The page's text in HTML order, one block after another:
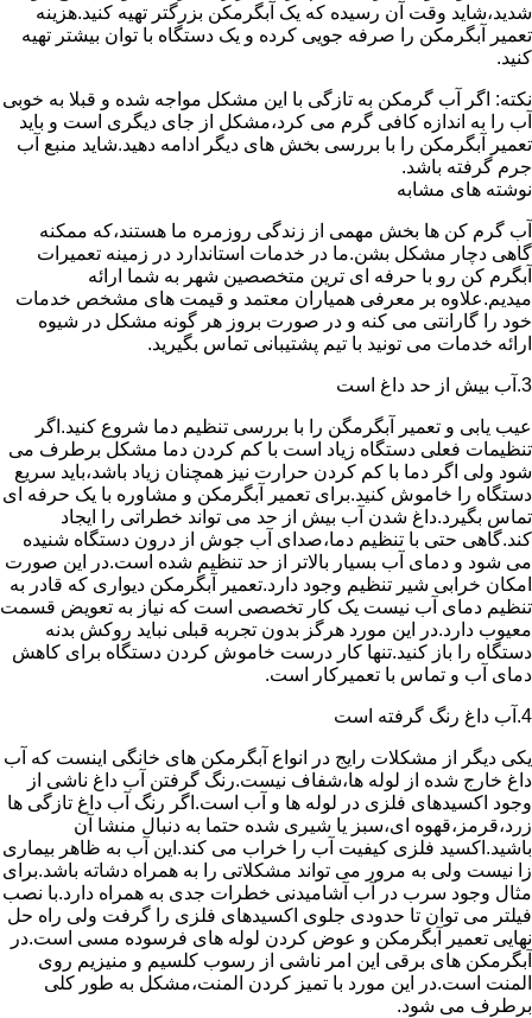
شدید،شاید وقت آن رسیده که یک آبگرمکن بزرگتر تهیه کنید.هزینه
تعمیر آبگرمکن را صرفه جویی کرده و یک دستگاه با توان بیشتر تهیه
کنید.
نکته: اگر آب گرمکن به تازگی با این مشکل مواجه شده و قبلا به خوبی
آب را به اندازه کافی گرم می کرد،مشکل از جای دیگری است و باید
تعمیر آبگرمکن را با بررسی بخش های دیگر ادامه دهید.شاید منبع آب
جرم گرفته باشد.
نوشته های مشابه
آب گرم کن ها بخش مهمی از زندگی روزمره ما هستند،که ممکنه
گاهی دچار مشکل بشن.ما در خدمات استاندارد در زمینه تعمیرات
آبگرم کن رو با حرفه ای ترین متخصصین شهر به شما ارائه
میدیم.علاوه بر معرفی همیاران معتمد و قیمت های مشخص خدمات
خود را گارانتی می کنه و در صورت بروز هر گونه مشکل در شیوه
ارائه خدمات می تونید با تیم پشتیبانی تماس بگیرید.
3.آب بیش از حد داغ است
عیب یابی و تعمیر آبگرمگن را با بررسی تنظیم دما شروع کنید.اگر
تنظیمات فعلی دستگاه زیاد است با کم کردن دما مشکل برطرف می
شود ولی اگر دما با کم کردن حرارت نیز همچنان زیاد باشد،باید سریع
دستگاه را خاموش کنید.برای تعمیر آبگرمکن و مشاوره با یک حرفه ای
تماس بگیرد.داغ شدن آب بیش از حد می تواند خطراتی را ایجاد
کند.گاهی حتی با تنظیم دما،صدای آب جوش از درون دستگاه شنیده
می شود و دمای آب بسیار بالاتر از حد تنظیم شده است.در این صورت
امکان خرابی شیر تنظیم وجود دارد.تعمیر آبگرمکن دیواری که قادر به
تنظیم دمای آب نیست یک کار تخصصی است که نیاز به تعویض قسمت
معیوب دارد.در این مورد هرگز بدون تجربه قبلی نباید روکش بدنه
دستگاه را باز کنید.تنها کار درست خاموش کردن دستگاه برای کاهش
دمای آب و تماس با تعمیرکار است.
4.آب داغ رنگ گرفته است
یکی دیگر از مشکلات رایج در انواع آبگرمکن های خانگی اینست که آب
داغ خارج شده از لوله ها،شفاف نیست.رنگ گرفتن آب داغ ناشی از
وجود اکسیدهای فلزی در لوله ها و آب است.اگر رنگ آب داغ تازگی ها
زرد،قرمز،قهوه ای،سبز یا شیری شده حتما به دنبال منشا آن
باشید.اکسید فلزی کیفیت آب را خراب می کند.این آب به ظاهر بیماری
زا نیست ولی به مرور می تواند مشکلاتی را به همراه دشاته باشد.برای
مثال وجود سرب در آب آشامیدنی خطرات جدی به همراه دارد.با نصب
فیلتر می توان تا حدودی جلوی اکسیدهای فلزی را گرفت ولی راه حل
نهایی تعمیر آبگرمکن و عوض کردن لوله های فرسوده مسی است.در
آبگرمکن های برقی این امر ناشی از رسوب کلسیم و منیزیم روی
المنت است.در این مورد با تمیز کردن المنت،مشکل به طور کلی
برطرف می شود.